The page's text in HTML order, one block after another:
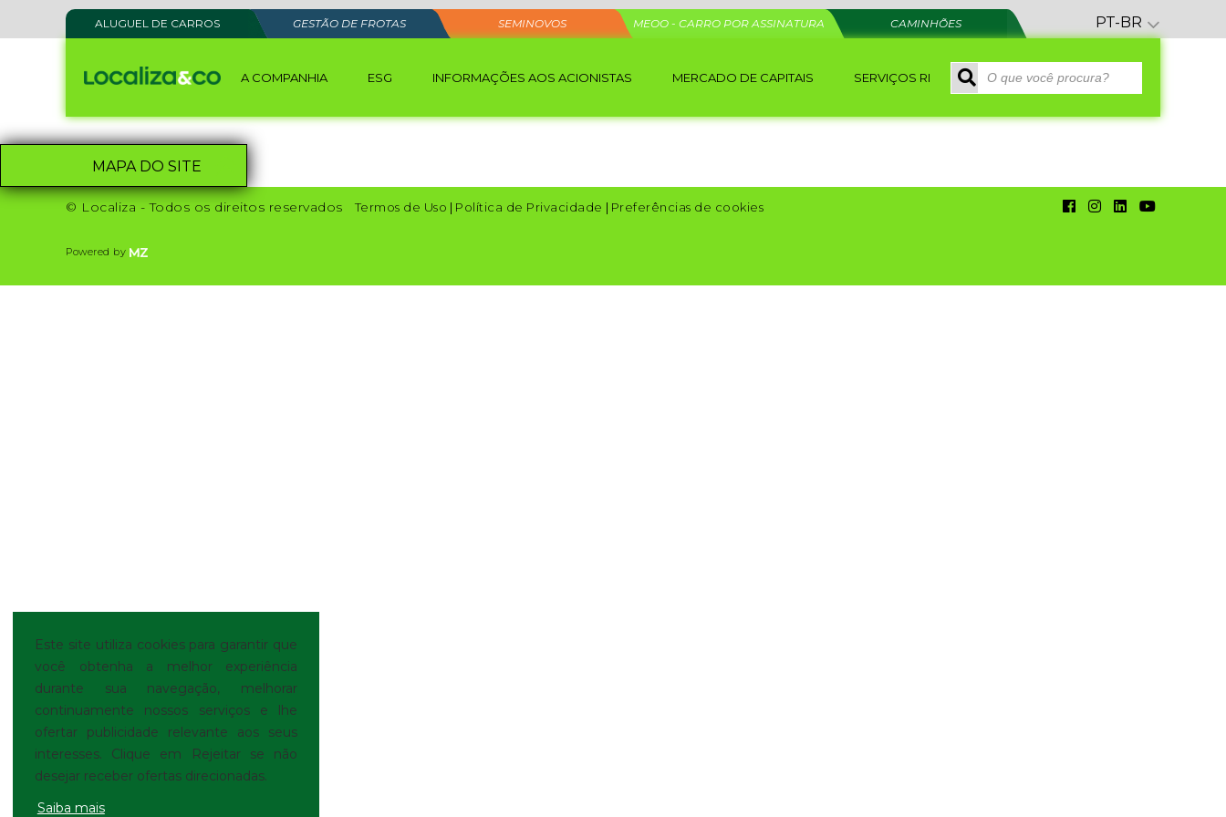
Este site utiliza cookies para garantir que
você obtenha a melhor experiência
durante sua navegação, melhorar
continuamente nossos serviços e lhe
ofertar publicidade relevante aos seus
interesses. Clique em Rejeitar se não
desejar receber ofertas direcionadas.
Saiba mais
ALUGUEL DE CARROS GESTÃO DE FROTAS SEMINOVOS MEOO - CARRO POR ASSINATURA CAMINHÕES PT-BR
A COMPANHIA ESG INFORMAÇÕES AOS ACIONISTAS MERCADO DE CAPITAIS SERVIÇOS RI
MAPA DO SITE
© Localiza - Todos os direitos reservados Termos de Uso | Política de Privacidade | Preferências de cookies
Powered by